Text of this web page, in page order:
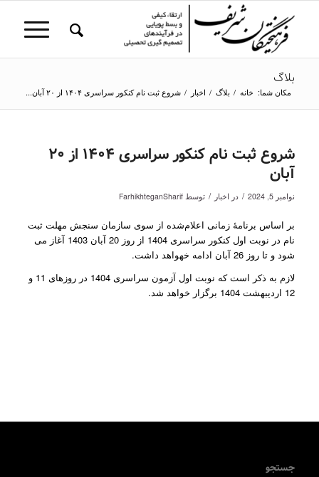
بلاگ
مکان شما: خانه / بلاگ / اخبار / شروع ثبت نام کنکور سراسری ۱۴۰۴ از ۲۰ آبان...
شروع ثبت نام کنکور سراسری ۱۴۰۴ از ۲۰
آبان
نوامبر 5, 2024 / در اخبار / توسط FarhikhteganSharif
بر اساس برنامۀ زمانی اعلام‌شده از سوی سازمان سنجش مهلت ثبت
نام در نوبت اول کنکور سراسری 1404 از روز 20 آبان 1403 آغاز می
شود و تا روز 26 آبان ادامه خهواهد داشت.
لازم به ذکر است که نوبت اول آزمون سراسری 1404 در روزهای 11 و
12 اردیبهشت 1404 برگزار خواهد شد.
جستجو